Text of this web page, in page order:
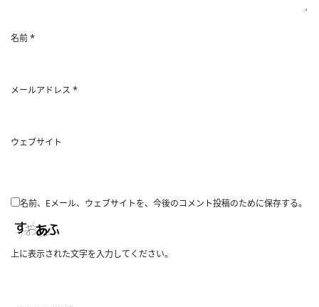
名前*
メールアドレス *
ウェブサイト
名前、Eメール、ウェブサイトを、今後のコメント投稿のために保存する。
上に表示された文字を入力してください。